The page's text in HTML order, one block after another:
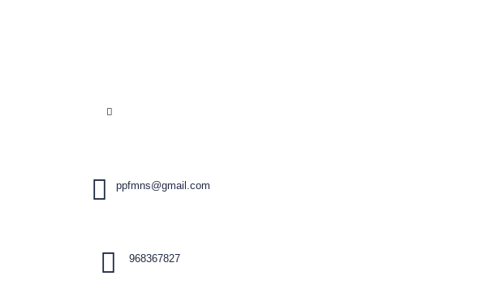
ppfmns@gmail.com
968367827